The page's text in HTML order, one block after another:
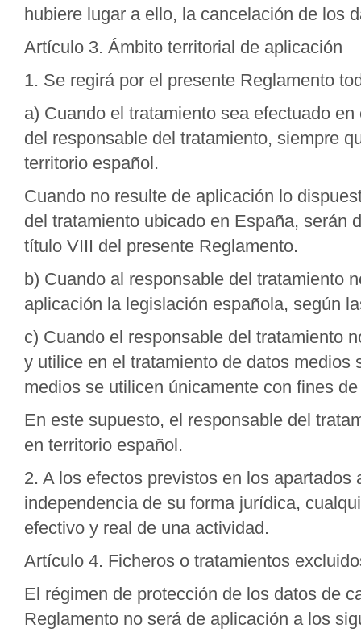
hubiere lugar a ello, la cancelación de los
Artículo 3. Ámbito territorial de aplicación
1. Se regirá por el presente Reglamento
a) Cuando el tratamiento sea efectuado
del responsable del tratamiento, siempre
territorio español.
Cuando no resulte de aplicación lo
del tratamiento ubicado en España, serán
título VIII del presente Reglamento.
b) Cuando al responsable del tratamiento
aplicación la legislación española, según
c) Cuando el responsable del tratamiento
y utilice en el tratamiento de datos
medios se utilicen únicamente con fines
En este supuesto, el responsable del
en territorio español.
2. A los efectos previstos en los
independencia de su forma jurídica,
efectivo y real de una actividad.
Artículo 4. Ficheros o tratamientos
El régimen de protección de los datos de
Reglamento no será de aplicación a los